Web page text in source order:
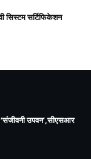
सिस्टम सर्टिफिकेशन
‘संजीवनी उपवन’,सीएसआर